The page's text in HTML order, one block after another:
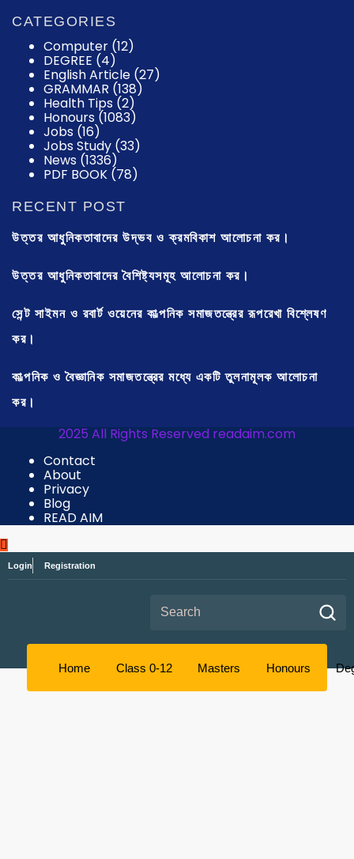
CATEGORIES
Computer (12)
DEGREE (4)
English Article (27)
GRAMMAR (138)
Health Tips (2)
Honours (1083)
Jobs (16)
Jobs Study (33)
News (1336)
PDF BOOK (78)
RECENT POST
উত্তর আধুনিকতাবাদের উদ্ভব ও ক্রমবিকাশ আলোচনা কর।
উত্তর আধুনিকতাবাদের বৈশিষ্ট্যসমূহ আলোচনা কর।
সেন্ট সাইমন ও রবার্ট ওয়েনের কাল্পনিক সমাজতন্ত্রের রূপরেখা বিশ্লেষণ
কর।
কাল্পনিক ও বৈজ্ঞানিক সমাজতন্ত্রের মধ্যে একটি তুলনামূলক আলোচনা
কর।
2025 All Rights Reserved readaim.com
Contact
About
Privacy
Blog
READ AIM
Login Registration
Home Class 0-12 Masters Honours